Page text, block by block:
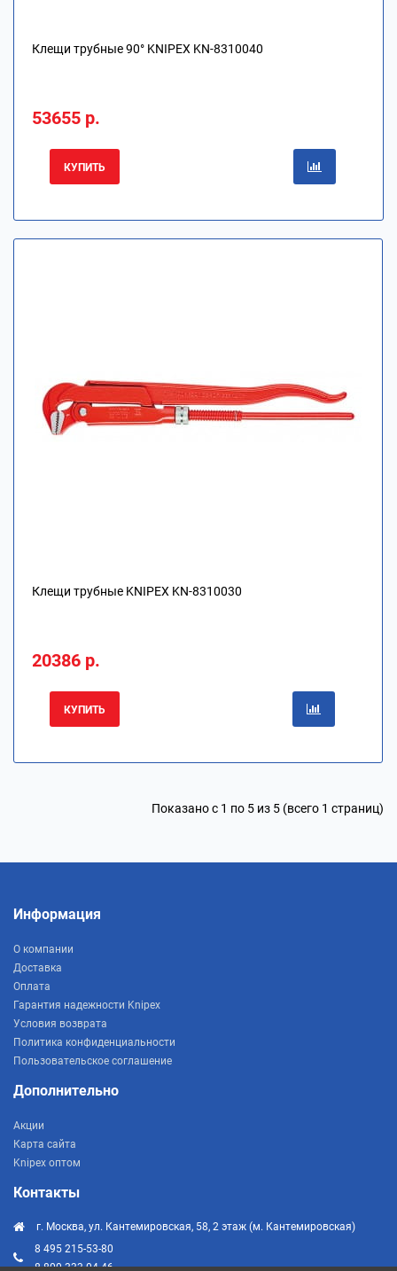
Клещи трубные 90° KNIPEX KN-8310040
53655 р.
КУПИТЬ
Клещи трубные KNIPEX KN-8310030
20386 р.
КУПИТЬ
Показано с 1 по 5 из 5 (всего 1 страниц)
Информация
О компании
Доставка
Оплата
Гарантия надежности Knipex
Условия возврата
Политика конфиденциальности
Пользовательское соглашение
Дополнительно
Акции
Карта сайта
Knipex оптом
Контакты
г. Москва, ул. Кантемировская, 58, 2 этаж (м. Кантемировская)
8 495 215-53-80
8 800 333-04-46